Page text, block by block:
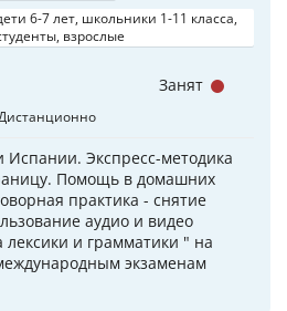
6-7 лет, школьники 1-11 класса,
взрослые
Испании. Экспресс-методика
Помощь в домашних
практика - снятие
аудио и видео
лексики и грамматики " на
экзаменам
Занят